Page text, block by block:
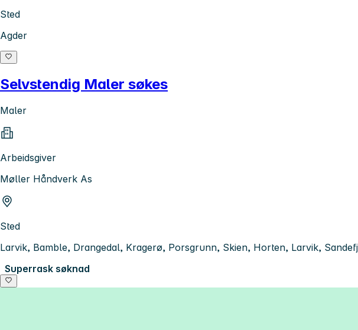
Sted
Agder
Selvstendig Maler søkes
Maler
Arbeidsgiver
Møller Håndverk As
Sted
Larvik, Bamble, Drangedal, Kragerø, Porsgrunn, Skien, Horten, Larvik,
Superrask søknad